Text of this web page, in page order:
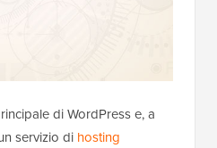
di WordPress e, a
servizio di hosting